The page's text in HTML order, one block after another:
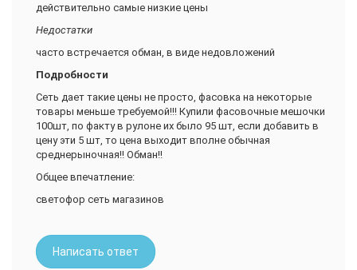
действительно самые низкие цены
Недостатки
часто встречается обман, в виде недовложений
Подробности
Сеть дает такие цены не просто, фасовка на некоторые
товары меньше требуемой!!! Купили фасовочные мешочки
100шт, по факту в рулоне их было 95 шт, если добавить в
цену эти 5 шт, то цена выходит вполне обычная
среднерыночная!! Обман!!
Общее впечатление:
светофор сеть магазинов
Написать ответ